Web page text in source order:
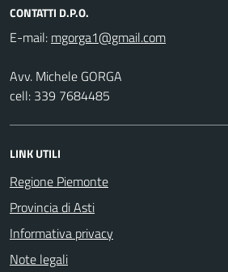
CONTATTI D.P.O.
E-mail:
Avv. Michele GORGA
cell: 339 7684485
LINK UTILI
Regione Piemonte
Provincia di Asti
Informativa privacy
Note legali